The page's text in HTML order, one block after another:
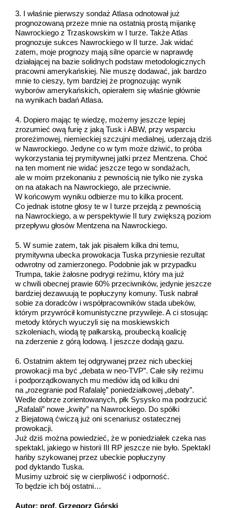
3. I właśnie pierwszy sondaż Atlasa odnotował już
prognozowaną przeze mnie na ostatnią prostą mijankę
Nawrockiego z Trzaskowskim w I turze. Także Atlas
prognozuje sukces Nawrockiego w II turze. Jak widać
zatem, moje prognozy mają silne oparcie w naprawdę
działającej na bazie solidnych podstaw metodologicznych
pracowni amerykańskiej. Nie muszę dodawać, jak bardzo
mnie to cieszy, tym bardziej że prognozując wynik
wyborów amerykańskich, opierałem się właśnie głównie
na wynikach badań Atlasa.
4. Dopiero mając tę wiedzę, możemy jeszcze lepiej
zrozumieć ową furię z jaką Tusk i ABW, przy wsparciu
proreżimowej, niemieckiej szczujni medialnej, uderzają dziś
w Nawrockiego. Jedyne co w tym może dziwić, to próba
wykorzystania tej prymitywnej jatki przez Mentzena. Choć
na ten moment nie widać jeszcze tego w sondażach,
ale w moim przekonaniu z pewnością nie tylko nie zyska
on na atakach na Nawrockiego, ale przeciwnie.
W końcowym wyniku odbierze mu to kilka procent.
Co jednak istotne głosy te w I turze przejdą z pewnością
na Nawrockiego, a w perspektywie II tury zwiększą poziom
przepływu głosów Mentzena na Nawrockiego.
5. W sumie zatem, tak jak pisałem kilka dni temu,
prymitywna ubecka prowokacja Tuska przyniesie rezultat
odwrotny od zamierzonego. Podobnie jak w przypadku
Trumpa, takie żałosne podrygi reżimu, który ma już
w chwili obecnej prawie 60% przeciwników, jedynie jeszcze
bardziej dezawuują te popłuczyny komuny. Tusk nabrał
sobie za doradców i współpracowników stada ubeków,
którym przywrócił komunistyczne przywileje. A ci stosując
metody których wyuczyli się na moskiewskich
szkoleniach, wiodą tę pałkarską, proubecką koalicję
na zderzenie z górą lodową. I jeszcze dodają gazu.
6. Ostatnim aktem tej odgrywanej przez nich ubeckiej
prowokacji ma być „debata w neo-TVP”. Całe siły reżimu
i podporządkowanych mu mediów idą od kilku dni
na „rozegranie pod Rafalalę” poniedziałkowej „debaty”.
Wedle dobrze zorientowanych, płk Sysysko ma podrzucić
„Rafalali” nowe „kwity” na Nawrockiego. Do spółki
z Biejatową ćwiczą już oni scenariusz ostatecznej
prowokacji.
Już dziś można powiedzieć, że w poniedziałek czeka nas
spektakl, jakiego w historii III RP jeszcze nie było. Spektakl
hańby szykowanej przez ubeckie popłuczyny
pod dyktando Tuska.
Musimy uzbroić się w cierpliwość i odporność.
To będzie ich bój ostatni…
Autor: prof. Grzegorz Górski